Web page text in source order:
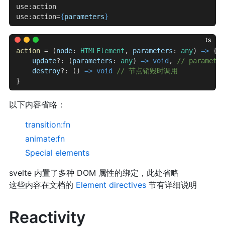
use:action
use:action={parameters}
ts
action = (node: HTMLElement , parameters : any) => {
    update
?: (parameters : any) => void ,
//
    destroy
?: () => void // 节点销毁时调用
}
以下内容省略：
transition:fn
animate:fn
Special elements
svelte 内置了多种 DOM 属性的绑定，此处省略
这些内容在文档的 Element directives 节有详细说明
Reactivity